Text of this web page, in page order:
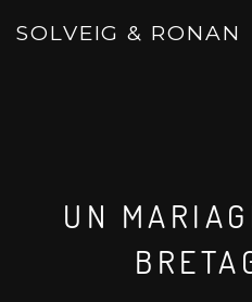
SOLVEIG & RONAN
UN